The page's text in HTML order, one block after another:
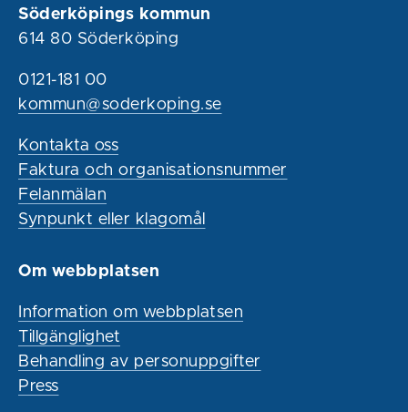
Söderköpings kommun
614 80 Söderköping
0121-181 00
kommun@soderkoping.se
Kontakta oss
Faktura och organisationsnummer
Felanmälan
Synpunkt eller klagomål
Om webbplatsen
Information om webbplatsen
Tillgänglighet
Behandling av personuppgifter
Press